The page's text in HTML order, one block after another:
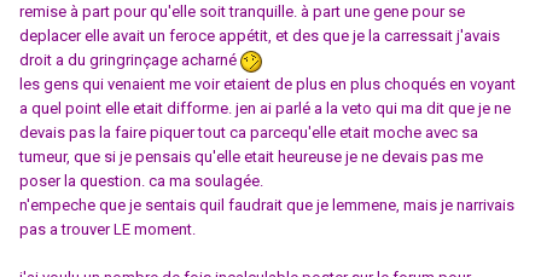
remise à part pour qu'elle soit tranquille. à part une gene pour se
deplacer elle avait un feroce appétit, et des que je la carressait j'avais
droit a du gringrinçage acharné
les gens qui venaient me voir etaient de plus en plus choqués en voyant
a quel point elle etait difforme. jen ai parlé a la veto qui ma dit que je ne
devais pas la faire piquer tout ca parcequ'elle etait moche avec sa
tumeur, que si je pensais qu'elle etait heureuse je ne devais pas me
poser la question. ca ma soulagée.
n'empeche que je sentais quil faudrait que je lemmene, mais je narrivais
pas a trouver LE moment.